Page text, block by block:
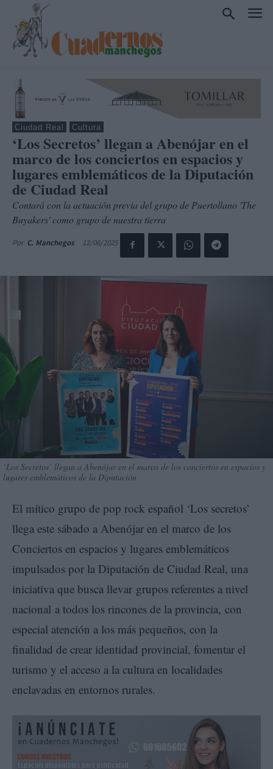
Ciudad Real Cultura
‘Los Secretos’ llegan a Abenójar en el
marco de los conciertos en espacios y
lugares emblemáticos de la Diputación
de Ciudad Real
Contará con la actuación previa del grupo de Puertollano 'The
Buyakers' como grupo de nuestra tierra
Por C. Manchegos 12/06/2025
‘Los Secretos’ llegan a Abenójar en el marco de los conciertos en espacios y
lugares emblemáticos de la Diputación
El mítico grupo de pop rock español ‘Los secretos’
llega este sábado a Abenójar en el marco de los
Conciertos en espacios y lugares emblemáticos
impulsados por la Diputación de Ciudad Real, una
iniciativa que busca llevar grupos referentes a nivel
nacional a todos los rincones de la provincia, con
especial atención a los más pequeños, con la
finalidad de crear identidad provincial, fomentar el
turismo y el acceso a la cultura en localidades
enclavadas en entornos rurales.